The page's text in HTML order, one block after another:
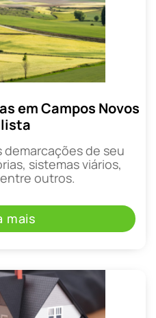
em Campos Novos
demarcações de seu
sistemas viários,
outros.
mais